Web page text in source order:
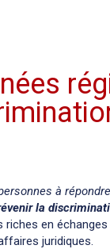
à
la
riches en
juridiques.